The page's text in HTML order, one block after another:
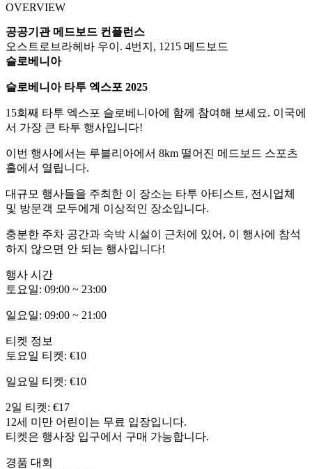
OVERVIEW
공공기관 메드보드 컨플런스
오스트로브라헤바 우이. 4번지, 1215 메드보드
슬로베니아
슬로베니아 타투 엑스포 2025
15회째 타투 엑스포 슬로베니아에 함께 참여해 보세요. 이국에
서 가장 큰 타투 행사입니다!
이번 행사에서는 루블리아에서 8km 떨어진 메드보드 스포츠
홀에서 열립니다.
대규모 행사들을 주최한 이 장소는 타투 아티스트, 전시업체
및 방문객 모두에게 이상적인 장소입니다.
충분한 주차 공간과 숙박 시설이 근처에 있어, 이 행사에 참석
하지 않으면 안 되는 행사입니다!
행사 시간
토요일: 09:00 ~ 23:00
일요일: 09:00 ~ 21:00
티켓 정보
토요일 티켓: €10
일요일 티켓: €10
2일 티켓: €17
12세 미만 어린이는 무료 입장입니다.
티켓은 행사장 입구에서 구매 가능합니다.
경품 대회